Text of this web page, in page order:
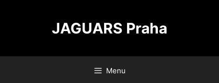
JAGUARS Praha
Menu